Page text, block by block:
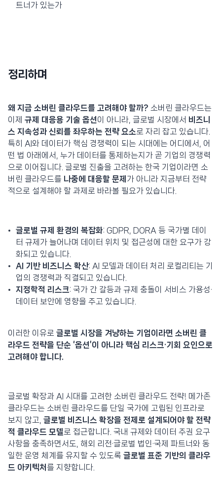
트너가 있는가
정리하며
왜 지금 소버린 클라우드를 고려해야 할까? 소버린 클라우드는
이제 규제 대응용 기술 옵션이 아니라, 글로벌 시장에서 비즈니
스 지속성과 신뢰를 좌우하는 전략 요소로 자리 잡고 있습니다.
특히 AI와 데이터가 핵심 경쟁력이 되는 시대에는 어디에서, 어
떤 법 아래에서, 누가 데이터를 통제하는지가 곧 기업의 경쟁력
으로 이어집니다. 글로벌 진출을 고려하는 한국 기업이라면 소
버린 클라우드를 나중에 대응할 문제 가 아니라 지금부터 전략
적으로 설계해야 할 과제로 바라볼 필요가 있습니다.
글로벌 규제 환경의 복잡화: GDPR, DORA 등 국가별 데이
터 규제가 늘어나며 데이터 위치 및 접근성에 대한 요구가 강
화되고 있습니다.
AI 기반 비즈니스 확산: AI 모델과 데이터 처리 로컬리티는 기
업의 경쟁력과 직결되고 있습니다.
지정학적 리스크: 국가 간 갈등과 규제 충돌이 서비스 가용성·
데이터 보안에 영향을 주고 있습니다.
이러한 이유로 글로벌 시장을 겨냥하는 기업이라면 소버린 클
라우드 전략을 단순 ‘옵션’이 아니라 핵심 리스크·기회 요인으로
고려해야 합니다.
글로벌 확장과 AI 시대를 고려한 소버린 클라우드 전략! 메가존
클라우드는 소버린 클라우드를 단일 국가에 고립된 인프라로
보지 않고, 글로벌 비즈니스 확장을 전제로 설계되어야 할 전략
적 클라우드 모델 로 접근합니다. 국내 규제와 데이터 주권 요구
사항을 충족하면서도, 해외 리전·글로벌 법인·국제 파트너와 동
일한 운영 체계를 유지할 수 있도록 글로벌 표준 기반의 클라우
드 아키텍처 를 지향합니다.